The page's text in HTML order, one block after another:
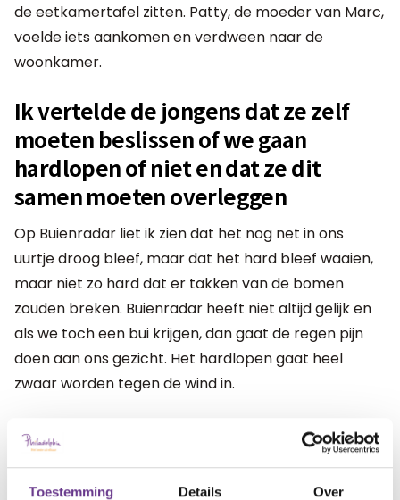
Toestemming Details Over
de eetkamertafel zitten. Patty, de moeder van Marc,
voelde iets aankomen en verdween naar de
woonkamer.
Ik vertelde de jongens dat ze zelf
moeten beslissen of we gaan
hardlopen of niet en dat ze dit
samen moeten overleggen
Op Buienradar liet ik zien dat het nog net in ons
uurtje droog bleef, maar dat het hard bleef waaien,
maar niet zo hard dat er takken van de bomen
zouden breken. Buienradar heeft niet altijd gelijk en
als we toch een bui krijgen, dan gaat de regen pijn
doen aan ons gezicht. Het hardlopen gaat heel
zwaar worden tegen de wind in.
Marc nam het woord. 'We gaan gewoon,' zei hij
resoluut. 'Ja, we gaan hardlopen,' zei Sander. Mijn